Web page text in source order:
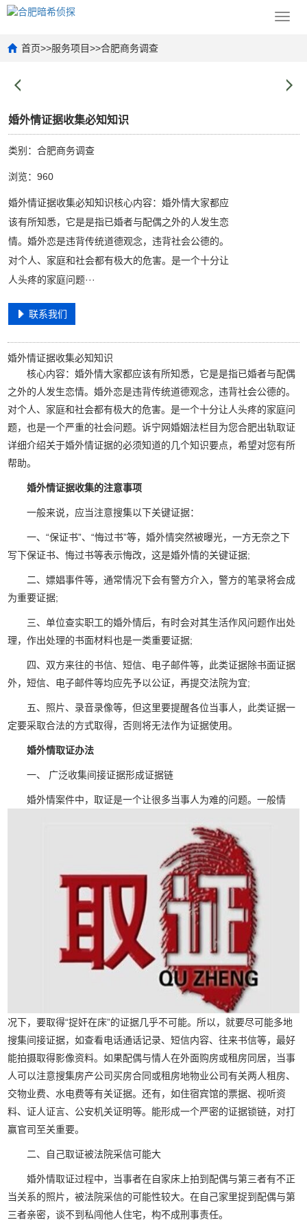
首页>>服务项目>>合肥商务调查
婚外情证据收集必知知识
类别：合肥商务调查
浏览：960
婚外情证据收集必知知识核心内容：婚外情大家都应
该有所知悉，它是是指已婚者与配偶之外的人发生恋
情。婚外恋是违背传统道德观念，违背社会公德的。
对个人、家庭和社会都有极大的危害。是一个十分让
人头疼的家庭问题···
联系我们
婚外情证据收集必知知识
核心内容：婚外情大家都应该有所知悉，它是是指已婚者与配偶
之外的人发生恋情。婚外恋是违背传统道德观念，违背社会公德的。
对个人、家庭和社会都有极大的危害。是一个十分让人头疼的家庭问
题，也是一个严重的社会问题。诉宁网婚姻法栏目为您合肥出轨取证
详细介绍关于婚外情证据的必须知道的几个知识要点，希望对您有所
帮助。
婚外情证据收集的注意事项
一般来说，应当注意搜集以下关键证据：
一、“保证书”、“悔过书”等，婚外情突然被曝光，一方无奈之下
写下保证书、悔过书等表示悔改，这是婚外情的关键证据;
二、嫖娼事件等，通常情况下会有警方介入，警方的笔录将会成
为重要证据;
三、单位查实职工的婚外情后，有时会对其生活作风问题作出处
理，作出处理的书面材料也是一类重要证据;
四、双方来往的书信、短信、电子邮件等，此类证据除书面证据
外，短信、电子邮件等均应先予以公证，再提交法院为宜;
五、照片、录音录像等，但这里要提醒各位当事人，此类证据一
定要采取合法的方式取得，否则将无法作为证据使用。
婚外情取证办法
一、 广泛收集间接证据形成证据链
婚外情案件中，取证是一个让很多当事人为难的问题。一般情
况下，要取得“捉奸在床”的证据几乎不可能。所以，就要尽可能多地
搜集间接证据，如查看电话通话记录、短信内容、往来书信等，最好
能拍摄取得影像资料。如果配偶与情人在外面购房或租房同居，当事
人可以注意搜集房产公司买房合同或租房地物业公司有关两人租房、
交物业费、水电费等有关证据。还有，如住宿宾馆的票据、视听资
料、证人证言、公安机关证明等。能形成一个严密的证据锁链，对打
赢官司至关重要。
二、自己取证被法院采信可能大
婚外情取证过程中，当事者在自家床上拍到配偶与第三者有不正
当关系的照片，被法院采信的可能性较大。在自己家里捉到配偶与第
三者亲密，谈不到私闯他人住宅，构不成刑事责任。